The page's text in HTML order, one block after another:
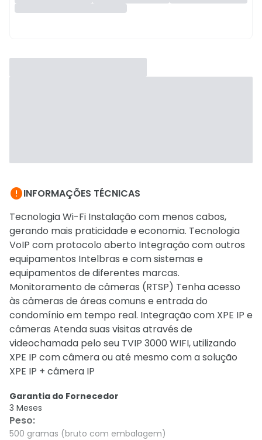
INFORMAÇÕES TÉCNICAS
Tecnologia Wi-Fi Instalação com menos cabos,
gerando mais praticidade e economia. Tecnologia
VoIP com protocolo aberto Integração com outros
equipamentos Intelbras e com sistemas e
equipamentos de diferentes marcas.
Monitoramento de câmeras (RTSP) Tenha acesso
às câmeras de áreas comuns e entrada do
condomínio em tempo real. Integração com XPE IP e
câmeras Atenda suas visitas através de
videochamada pelo seu TVIP 3000 WIFI, utilizando
XPE IP com câmera ou até mesmo com a solução
XPE IP + câmera IP
Garantia do Fornecedor
3 Meses
Peso:
500 gramas (bruto com embalagem)